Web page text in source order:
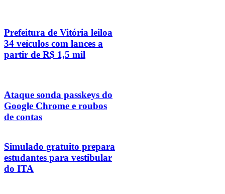
Prefeitura de Vitória leiloa
34 veículos com lances a
partir de R$ 1,5 mil
Ataque sonda passkeys do
Google Chrome e roubos
de contas
Simulado gratuito prepara
estudantes para vestibular
do ITA